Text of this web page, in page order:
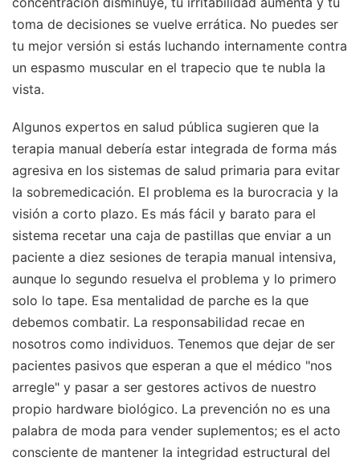
toma de decisiones se vuelve errática. No puedes ser
tu mejor versión si estás luchando internamente contra
un espasmo muscular en el trapecio que te nubla la
vista.
Algunos expertos en salud pública sugieren que la
terapia manual debería estar integrada de forma más
agresiva en los sistemas de salud primaria para evitar
la sobremedicación. El problema es la burocracia y la
visión a corto plazo. Es más fácil y barato para el
sistema recetar una caja de pastillas que enviar a un
paciente a diez sesiones de terapia manual intensiva,
aunque lo segundo resuelva el problema y lo primero
solo lo tape. Esa mentalidad de parche es la que
debemos combatir. La responsabilidad recae en
nosotros como individuos. Tenemos que dejar de ser
pacientes pasivos que esperan a que el médico "nos
arregle" y pasar a ser gestores activos de nuestro
propio hardware biológico. La prevención no es una
palabra de moda para vender suplementos; es el acto
consciente de mantener la integridad estructural del